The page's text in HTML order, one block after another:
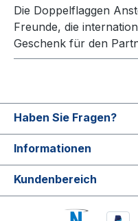
Die Doppelflaggen
Freunde, die
Geschenk für den
Haben Sie Fragen?
Informationen
Kundenbereich